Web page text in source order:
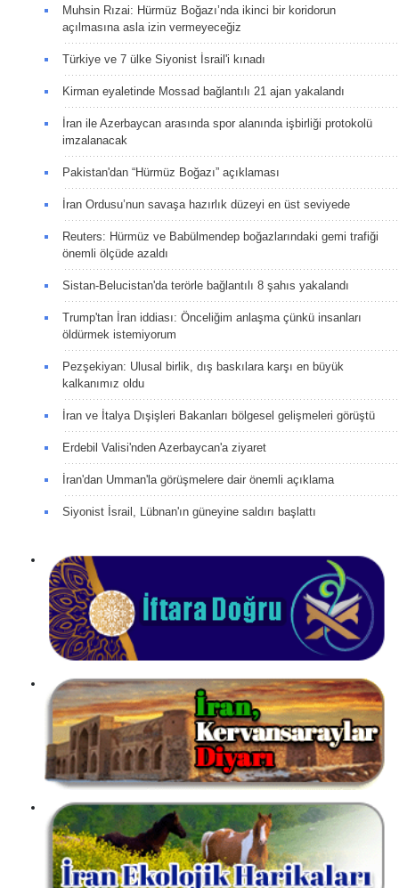
Muhsin Rızai: Hürmüz Boğazı’nda ikinci bir koridorun
açılmasına asla izin vermeyeceğiz
Türkiye ve 7 ülke Siyonist İsrail'i kınadı
Kirman eyaletinde Mossad bağlantılı 21 ajan yakalandı
İran ile Azerbaycan arasında spor alanında işbirliği protokolü
imzalanacak
Pakistan'dan “Hürmüz Boğazı” açıklaması
İran Ordusu’nun savaşa hazırlık düzeyi en üst seviyede
Reuters: Hürmüz ve Babülmendep boğazlarındaki gemi trafiği
önemli ölçüde azaldı
Sistan-Belucistan'da terörle bağlantılı 8 şahıs yakalandı
Trump'tan İran iddiası: Önceliğim anlaşma çünkü insanları
öldürmek istemiyorum
Pezşekiyan: Ulusal birlik, dış baskılara karşı en büyük
kalkanımız oldu
İran ve İtalya Dışişleri Bakanları bölgesel gelişmeleri görüştü
Erdebil Valisi'nden Azerbaycan'a ziyaret
İran'dan Umman'la görüşmelere dair önemli açıklama
Siyonist İsrail, Lübnan'ın güneyine saldırı başlattı